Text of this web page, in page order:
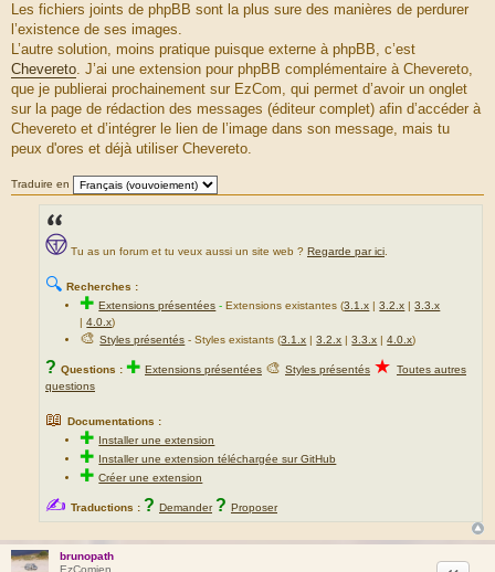
e
d
u
m
e
s
s
a
e
Les fichiers joints de phpBB sont la plus sure des manières de perdurer
l’existence de ses images.
L’autre solution, moins pratique puisque externe à phpBB, c’est
Chevereto. J’ai une extension pour phpBB complémentaire à Chevereto,
que je publierai prochainement sur EzCom, qui permet d’avoir un onglet
sur la page de rédaction des messages (éditeur complet) afin d’accéder à
Chevereto et d’intégrer le lien de l’image dans son message, mais tu
peux d'ores et déjà utiliser Chevereto.
Traduire en
Tu as un forum et tu veux aussi un site web ? Regarde par ici
🔍 Recherches :
✚Extensions présentées -Extensions existantes (3.1.x |3.2.x |3.3.x
|4.0.x)
🎨Styles présentés - Styles existants (3.1.x |3.2.x |3.3.x |4.0.x)
? Questions : ✚ Extensions présentées 🎨 Styles présentés ★ Toutes autres
questions
📖 Documentations :
✚ Installer une extension
✚ Installer une extension téléchargée sur GitHub
✚Créer une extension
✍ Traductions : ? Demander ? Proposer
brunopath